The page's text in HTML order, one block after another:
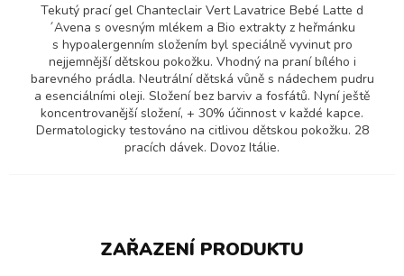
Tekutý prací gel Chanteclair Vert Lavatrice Bebé Latte d
´Avena s ovesným mlékem a Bio extrakty z heřmánku
s hypoalergenním složením byl speciálně vyvinut pro
nejjemnější dětskou pokožku. Vhodný na praní bílého i
barevného prádla. Neutrální dětská vůně s nádechem pudru
a esenciálními oleji. Složení bez barviv a fosfátů. Nyní ještě
koncentrovanější složení, + 30% účinnost v každé kapce.
Dermatologicky testováno na citlivou dětskou pokožku. 28
pracích dávek. Dovoz Itálie.
ZAŘAZENÍ PRODUKTU